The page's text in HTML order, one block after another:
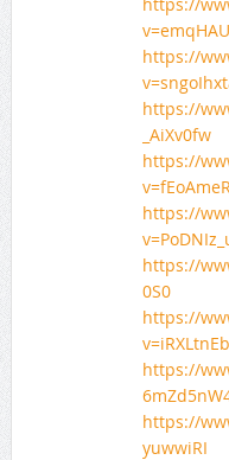
https://
https://
_AiXv0fw
https://
https://
https://
0S0
https://
https://
https://
yuwwiRI